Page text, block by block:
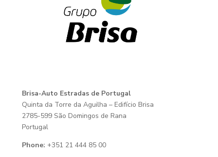
Brisa-Auto Estradas de Portugal
Quinta da Torre da Aguilha – Edifício Brisa
2785-599 São Domingos de Rana
Portugal
Phone: +351 21 444 85 00